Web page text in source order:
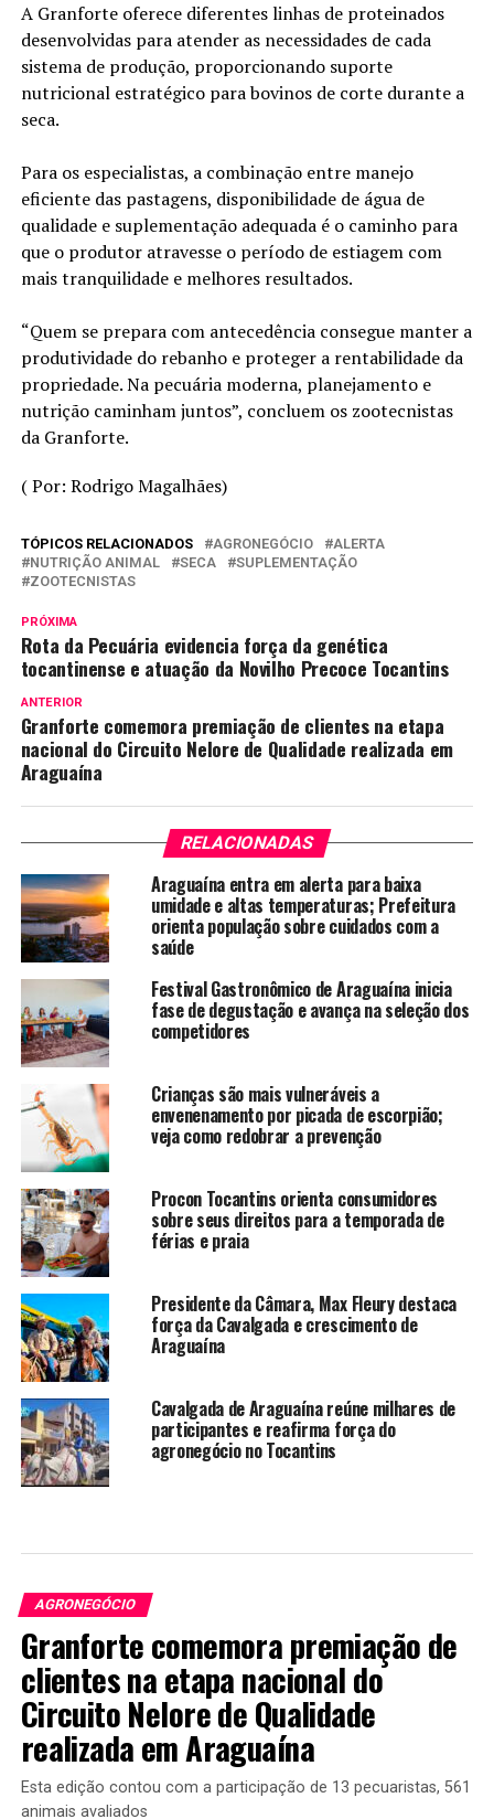
A Granforte oferece diferentes linhas de proteinados
desenvolvidas para atender as necessidades de cada
sistema de produção, proporcionando suporte
nutricional estratégico para bovinos de corte durante a
seca.
Para os especialistas, a combinação entre manejo
eficiente das pastagens, disponibilidade de água de
qualidade e suplementação adequada é o caminho para
que o produtor atravesse o período de estiagem com
mais tranquilidade e melhores resultados.
“Quem se prepara com antecedência consegue manter a
produtividade do rebanho e proteger a rentabilidade da
propriedade. Na pecuária moderna, planejamento e
nutrição caminham juntos”, concluem os zootecnistas
da Granforte.
( Por: Rodrigo Magalhães)
TÓPICOS RELACIONADOS AGRONEGÓCIO
ALERTA
NUTRIÇÃO ANIMAL
SECA
SUPLEMENTAÇÃO
ZOOTECNISTAS
PRÓXIMA
Rota da Pecuária evidencia força da genética
tocantinense e atuação da Novilho Precoce Tocantins
ANTERIOR
Granforte comemora premiação de clientes na etapa
nacional do Circuito Nelore de Qualidade realizada em
Araguaína
RELACIONADAS
Araguaína entra em alerta para baixa
umidade e altas temperaturas; Prefeitura
orienta população sobre cuidados com a
saúde
Festival Gastronômico de Araguaína inicia
fase de degustação e avança na seleção dos
competidores
Crianças são mais vulneráveis a
envenenamento por picada de escorpião;
veja como redobrar a prevenção
Procon Tocantins orienta consumidores
sobre seus direitos para a temporada de
férias e praia
Presidente da Câmara, Max Fleury destaca
força da Cavalgada e crescimento de
Araguaína
Cavalgada de Araguaína reúne milhares de
participantes e reafirma força do
agronegócio no Tocantins
AGRONEGÓCIO
Granforte comemora premiação de
clientes na etapa nacional do
Circuito Nelore de Qualidade
realizada em Araguaína
Esta edição contou com a participação de 13 pecuaristas, 561
animais avaliados